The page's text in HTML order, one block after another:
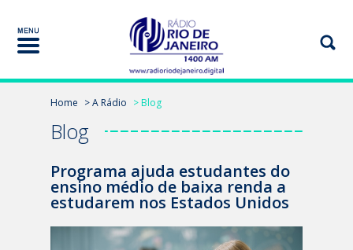
Home > A Rádio > Blog
Blog
Programa ajuda estudantes do
ensino médio de baixa renda a
estudarem nos Estados Unidos